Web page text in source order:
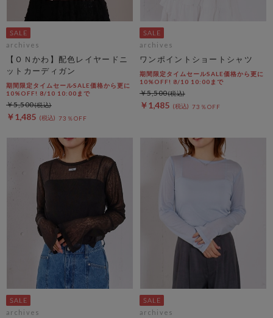
archives
【ＯＮかわ】配色レイヤードニ
ットカーディガン
期間限定タイムセールSALE価格から更に
10%OFF! 8/10 10:00まで
￥1,485 73％OFF
￥5,500
archives
ワンポイントショートシャツ
期間限定タイムセールSALE価格から更に
10%OFF! 8/10 10:00まで
￥1,485 73％OFF
￥5,500
archives archives